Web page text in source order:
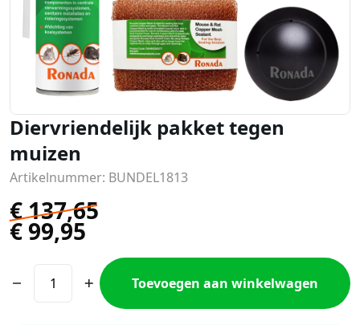
Diervriendelijk pakket tegen
muizen
Artikelnummer: BUNDEL1813
€137,65
€ 99,95
Toevoegen aan winkelwagen